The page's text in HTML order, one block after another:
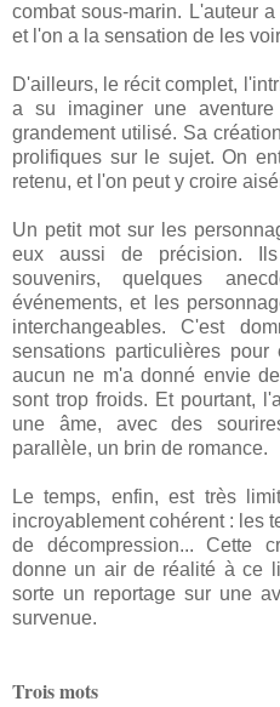
combat sous-marin. L'auteur
et l'on a la sensation de les
D'ailleurs, le récit complet,
a su imaginer une
grandement utilisé. Sa
prolifiques sur le sujet. On
retenu, et l'on peut y croire
Un petit mot sur les
eux aussi de précision.
souvenirs, quelques
événements, et les
interchangeables. C'est
sensations particulières
aucun ne m'a donné envie
sont trop froids. Et pourtant,
une âme, avec des
parallèle, un brin de romance.
Le temps, enfin, est très
incroyablement cohérent : les
de décompression... Cette
donne un air de réalité à ce
sorte un reportage sur une
survenue.
Trois mots